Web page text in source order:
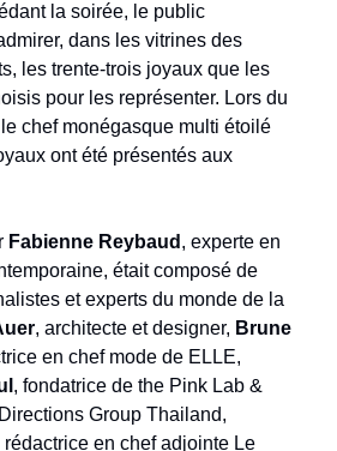
la soirée, le public
dans les vitrines des
les trente-trois joyaux que les
pour les représenter. Lors du
chef monégasque multi étoilé
ont été présentés aux
Fabienne Reybaud , experte en
était composé de
et experts du monde de la
, architecte et designer, Brune
en chef mode de ELLE,
, fondatrice de the Pink Lab &
Group Thailand,
rédactrice en chef adjointe Le